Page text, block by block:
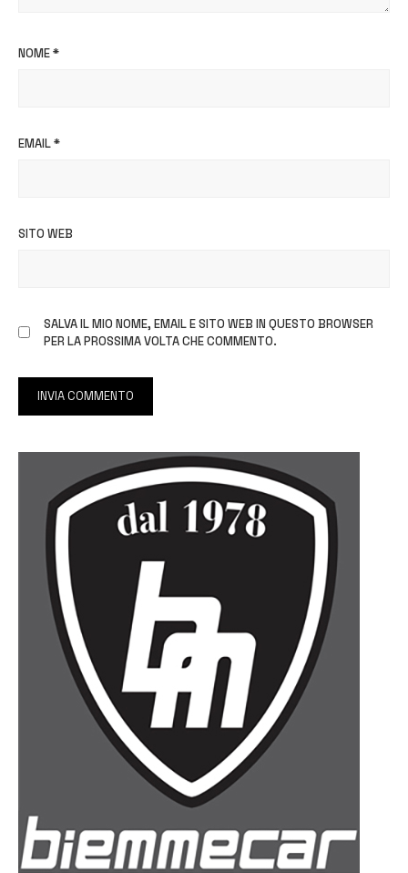
NOME*
EMAIL*
SITO WEB
SALVA IL MIO NOME, EMAIL E SITO WEB IN QUESTO BROWSER
PER LA PROSSIMA VOLTA CHE COMMENTO.